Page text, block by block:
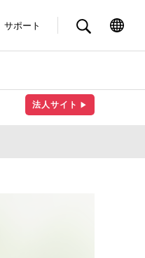
サポート
法人サイト ▶